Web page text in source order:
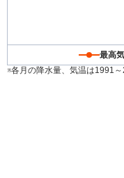
最高
※各月の降水量、気温は1991